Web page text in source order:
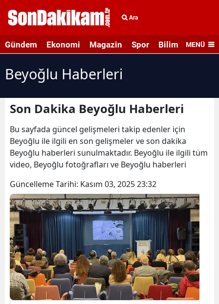
Ara
Gündem Ekonomi Magazin Spor Bilim veMENÜ
Beyoğlu Haberleri
Son Dakika Beyoğlu Haberleri
Bu sayfada güncel gelişmeleri takip edenler için
Beyoğlu ile ilgili en son gelişmeler ve son dakika
Beyoğlu haberleri sunulmaktadır. Beyoğlu ile ilgili tüm
video, Beyoğlu fotoğrafları ve Beyoğlu haberleri
Güncelleme Tarihi: Kasım 03, 2025 23:32